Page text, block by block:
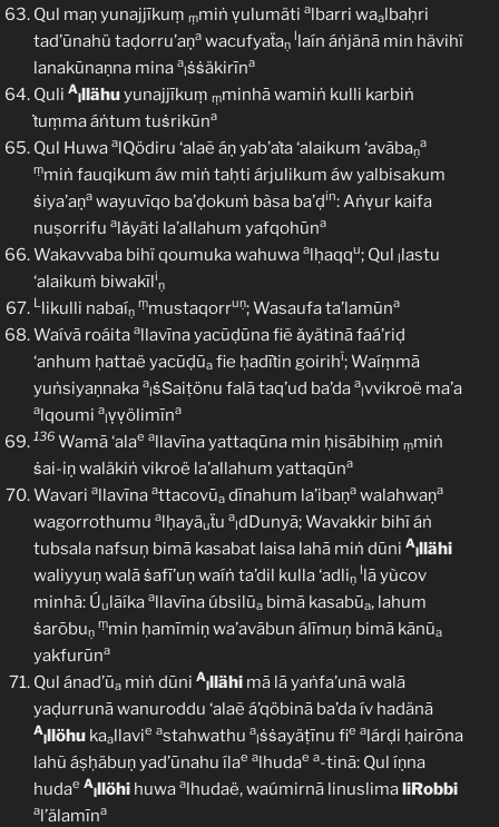
Qul maṇ yunajjīkuṃ ṃmiṅ ṿulumäti albarri waalbaḥri
tad’ūnahü taḍorru’aṇa wacufyaẗaṇ
llaín áṅjänā min hävihï
lanakūnaṇna mina a
lṡṡäkirīna
Quli A
lllähuyunajjīkuṃ ṃminhā wamiṅ kulli karbiṅ
ṫuṃma áṅtum tuṡrikūna
Qul Huwa alQödiru ‘alaẽ áṇ yab’aṫa ‘alaikum ‘avābaṇ
a
ṃmiṅ fauqikum áw miṅ taḥti árjulikum áw yalbisakum
ṡiya’aṇa wayuvīqo ba’ḍokuṁ bàsa ba’ḍin: Aṅṿur kaifa
nuṣorrifu alǎyäti la’allahum yafqohūna
Wakavvaba bihï qoumuka wahuwa alḥaqqu; Qul llastu
‘alaikuṁ biwakīli
ṇ
Llikulli nabaíṇ
ṃmustaqorruṇ; Wasaufa ta’lamūna
Waívā roáita allavīna yacūḍūna fiẽ ǎyätinā faá’riḍ
‘anhum ḥattaë yacūḍūa fie ḥadīṫin goirihï; Waíṃmā
yuṅsiyaṇnaka a
lṡṠaiṭönu falā taq’ud ba’da a
lvvikroë ma’a
alqoumi a
lṿṿölimīna
136 Wamā ‘alae allavīna yattaqūna min ḥisābihiṃ ṃmiṅ
ṡai-iṇ waläkiṅ vikroë la’allahum yattaqūna
Wavari allavīna attacovūa dīnahum la’ibaṇa walahwaṇa
wagorrothumu alḥayäuẗu a
ldDunyā; Wavakkir bihĩ áṅ
tubsala nafsuņ bimā kasabat laisa lahā miṅ dūni A
lllähi
waliyyuṇ walā ṡafī’uṇ waíṅ ta’dil kulla ‘adliṇ
llā yùcov
minhã: Úulãíka allavīna úbsilūa bimā kasabūa, lahum
ṡarōbuṇ
ṃmin ḥamīmiṇ wa’avābun álīmuņ bimā kānūa
yakfurūna
Qul ánad’ūa miṅ dūni A
lllähi mā lā yaṅfa’unā walā
yaḍurrunā wanuroddu ‘alaẽ á’qöbinā ba’da ív hadänā
A
lllöhu kaallavie astahwathu a
lṡṡayäṭīnu fie alárḍi ḥairōna
lahũ áṣḥäbuṇ yad’ūnahu ílae alhudae a-tinā: Qul íṇna
hudae A
lllöhi huwa alhudaë, waúmirnā linuslimaliRobbi
al’älamīna